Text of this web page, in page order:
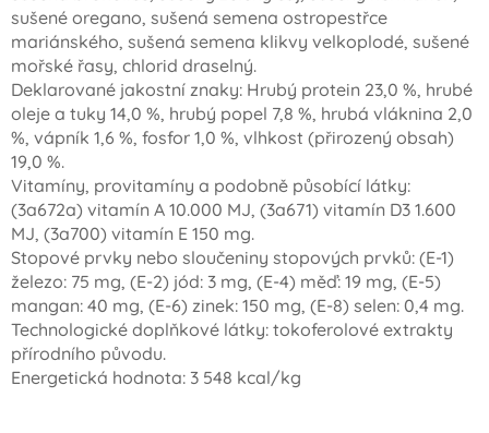
sušené oregano, sušená semena ostropestřce
mariánského, sušená semena klikvy velkoplodé, sušené
mořské řasy, chlorid draselný.
Deklarované jakostní znaky: Hrubý protein 23,0 %, hrubé
oleje a tuky 14,0 %, hrubý popel 7,8 %, hrubá vláknina 2,0
%, vápník 1,6 %, fosfor 1,0 %, vlhkost (přirozený obsah)
19,0 %.
Vitamíny, provitamíny a podobně působící látky:
(3a672a) vitamín A 10.000 MJ, (3a671) vitamín D3 1.600
MJ, (3a700) vitamín E 150 mg.
Stopové prvky nebo sloučeniny stopových prvků: (E-1)
železo: 75 mg, (E-2) jód: 3 mg, (E-4) měď: 19 mg, (E-5)
mangan: 40 mg, (E-6) zinek: 150 mg, (E-8) selen: 0,4 mg.
Technologické doplňkové látky: tokoferolové extrakty
přírodního původu.
Energetická hodnota: 3 548 kcal/kg